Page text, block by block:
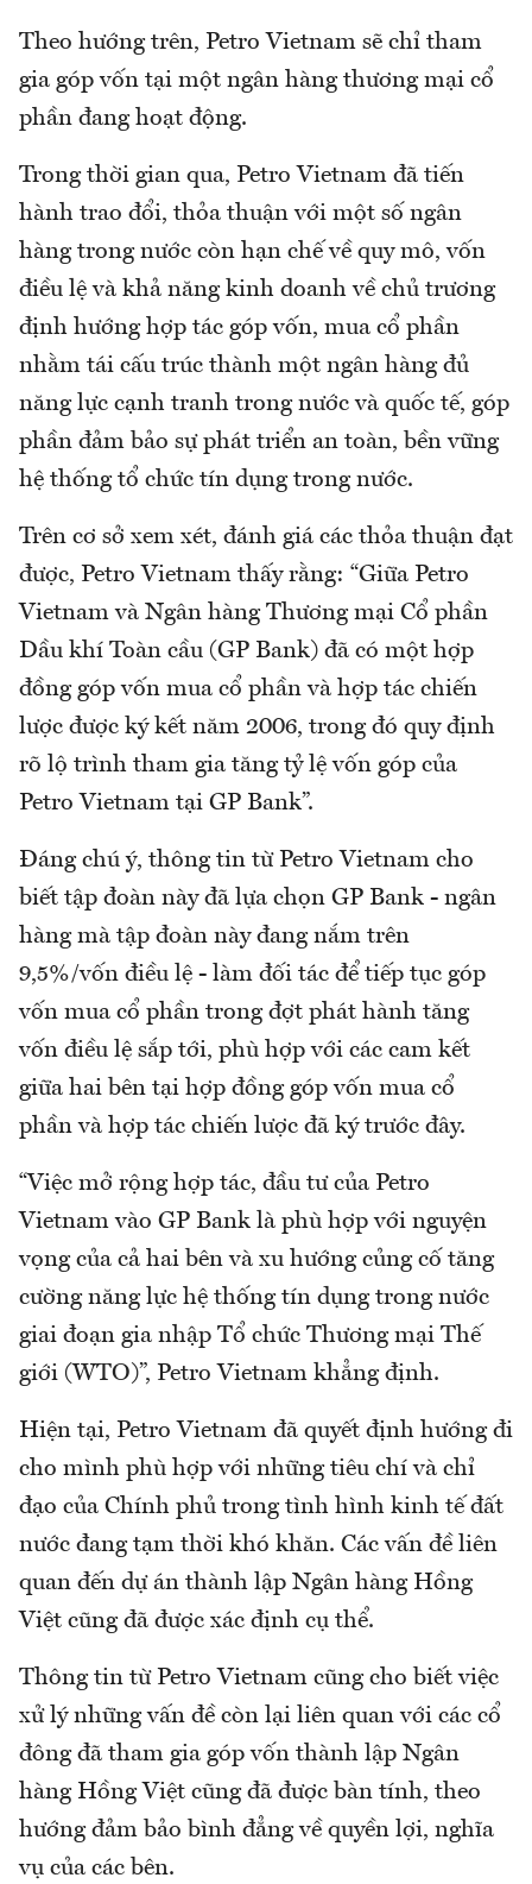
Theo hướng trên, Petro Vietnam sẽ chỉ tham
gia góp vốn tại một ngân hàng thương mại cổ
phần đang hoạt động.
Trong thời gian qua, Petro Vietnam đã tiến
hành trao đổi, thỏa thuận với một số ngân
hàng trong nước còn hạn chế về quy mô, vốn
điều lệ và khả năng kinh doanh về chủ trương
định hướng hợp tác góp vốn, mua cổ phần
nhằm tái cấu trúc thành một ngân hàng đủ
năng lực cạnh tranh trong nước và quốc tế, góp
phần đảm bảo sự phát triển an toàn, bền vững
hệ thống tổ chức tín dụng trong nước.
Trên cơ sở xem xét, đánh giá các thỏa thuận đạt
được, Petro Vietnam thấy rằng: “Giữa Petro
Vietnam và Ngân hàng Thương mại Cổ phần
Dầu khí Toàn cầu (GP Bank) đã có một hợp
đồng góp vốn mua cổ phần và hợp tác chiến
lược được ký kết năm 2006, trong đó quy định
rõ lộ trình tham gia tăng tỷ lệ vốn góp của
Petro Vietnam tại GP Bank”.
Đáng chú ý, thông tin từ Petro Vietnam cho
biết tập đoàn này đã lựa chọn GP Bank - ngân
hàng mà tập đoàn này đang nắm trên
9,5%/vốn điều lệ - làm đối tác để tiếp tục góp
vốn mua cổ phần trong đợt phát hành tăng
vốn điều lệ sắp tới, phù hợp với các cam kết
giữa hai bên tại hợp đồng góp vốn mua cổ
phần và hợp tác chiến lược đã ký trước đây.
“Việc mở rộng hợp tác, đầu tư của Petro
Vietnam vào GP Bank là phù hợp với nguyện
vọng của cả hai bên và xu hướng củng cố tăng
cường năng lực hệ thống tín dụng trong nước
giai đoạn gia nhập Tổ chức Thương mại Thế
giới (WTO)”, Petro Vietnam khẳng định.
Hiện tại, Petro Vietnam đã quyết định hướng đi
cho mình phù hợp với những tiêu chí và chỉ
đạo của Chính phủ trong tình hình kinh tế đất
nước đang tạm thời khó khăn. Các vấn đề liên
quan đến dự án thành lập Ngân hàng Hồng
Việt cũng đã được xác định cụ thể.
Thông tin từ Petro Vietnam cũng cho biết việc
xử lý những vấn đề còn lại liên quan với các cổ
đông đã tham gia góp vốn thành lập Ngân
hàng Hồng Việt cũng đã được bàn tính, theo
hướng đảm bảo bình đẳng về quyền lợi, nghĩa
vụ của các bên.